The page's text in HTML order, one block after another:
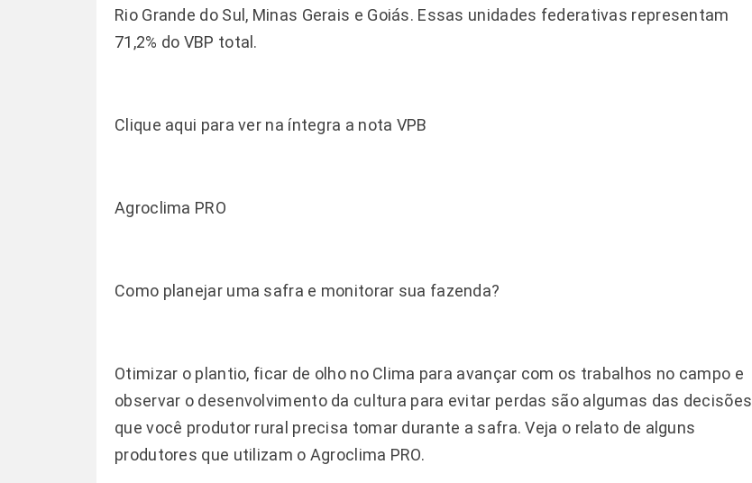
Rio Grande do Sul, Minas Gerais e Goiás. Essas unidades federativas representam
71,2% do VBP total.
Clique aqui para ver na íntegra a nota VPB
Agroclima PRO
Como planejar uma safra e monitorar sua fazenda?
Otimizar o plantio, ficar de olho no Clima para avançar com os trabalhos no campo e
observar o desenvolvimento da cultura para evitar perdas são algumas das decisões
que você produtor rural precisa tomar durante a safra. Veja o relato de alguns
produtores que utilizam o Agroclima PRO.